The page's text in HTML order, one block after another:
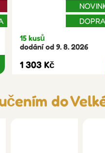
15 kusů
dodání od 9. 8. 2026
1 303 Kč
do